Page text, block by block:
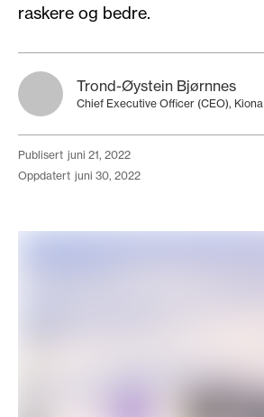
raskere og bedre.
Trond-Øystein Bjørnnes
Chief Executive Officer (CEO), Kiona
publisert juni 21, 2022
oppdatert juni 30, 2022